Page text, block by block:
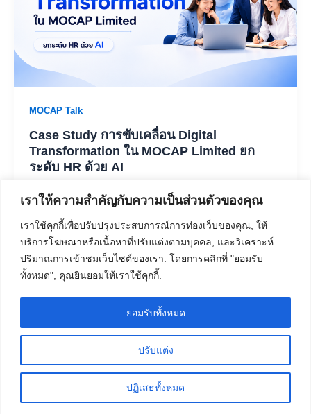
เราให้ความสำคัญกับความเป็นส่วนตัวของคุณ
เราใช้คุกกี้เพื่อปรับปรุงประสบการณ์การท่องเว็บของคุณ, ให้
บริการโฆษณาหรือเนื้อหาที่ปรับแต่งตามบุคคล, และวิเคราะห์
ปริมาณการเข้าชมเว็บไซต์ของเรา. โดยการคลิกที่ "ยอมรับ
ทั้งหมด", คุณยินยอมให้เราใช้คุกกี้.
ปรับแต่ง
ปฏิเสธทั้งหมด
ยอมรับทั้งหมด
MOCAP Talk
Case Study การขับเคลื่อน Digital
Transformation ใน MOCAP Limited ยก
ระดับ HR ด้วย AI
การผลิต MOCAP/ มิถุนายน 2, 2026
ในอุตสาหกรรม Outsource Call Center และ BPO
(Business Process Outsourcing) ความสามารถในการ
“จัดหาบุคลากรคุณภาพในปริมาณมาก” (Mass
Recruitment) คือความได้เปรียบทางธุรกิจ แต่ในโลกความ
Efficiency หรือความไม่สม่ำเสมอของประสิทธิภาพในการ
MOCAP Limited ได้เปลี่ยนวิกฤตนี้ให้เป็นโอกาสผ่านการ
ทำ Internal Transformation ด้วยการนำเทคโนโลยี AI มา
เป็นเครื่องมือหลักในการตัดสินใจ